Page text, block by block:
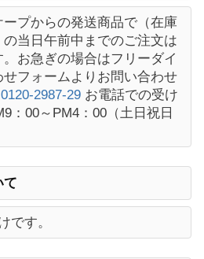
プからの発送商品で（在庫
当日午前中までのご注文は
お急ぎの場合はフリーダイ
フォームよりお問い合わせ
2987-29 お電話での受け
：00～PM4：00（土日祝日
て
です。